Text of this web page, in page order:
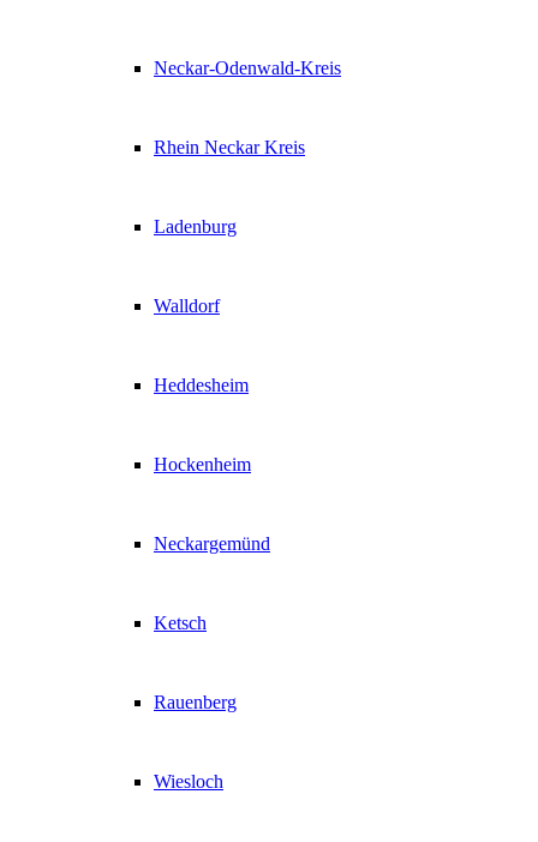
Neckar-Odenwald-Kreis
Rhein Neckar Kreis
Ladenburg
Walldorf
Heddesheim
Hockenheim
Neckargemünd
Ketsch
Rauenberg
Wiesloch